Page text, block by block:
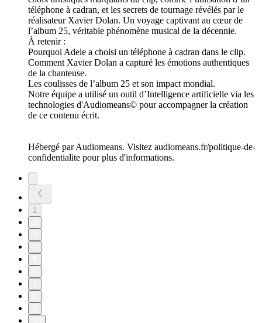
téléphone à cadran, et les secrets de tournage révélés par le
réalisateur Xavier Dolan. Un voyage captivant au cœur de
l’album 25, véritable phénomène musical de la décennie.
À retenir :
Pourquoi Adele a choisi un téléphone à cadran dans le clip.
Comment Xavier Dolan a capturé les émotions authentiques
de la chanteuse.
Les coulisses de l’album 25 et son impact mondial.
Notre équipe a utilisé un outil d’Intelligence artificielle via les
technologies d'Audiomeans© pour accompagner la création
de ce contenu écrit.
Hébergé par Audiomeans. Visitez audiomeans.fr/politique-de-
confidentialite pour plus d'informations.
1